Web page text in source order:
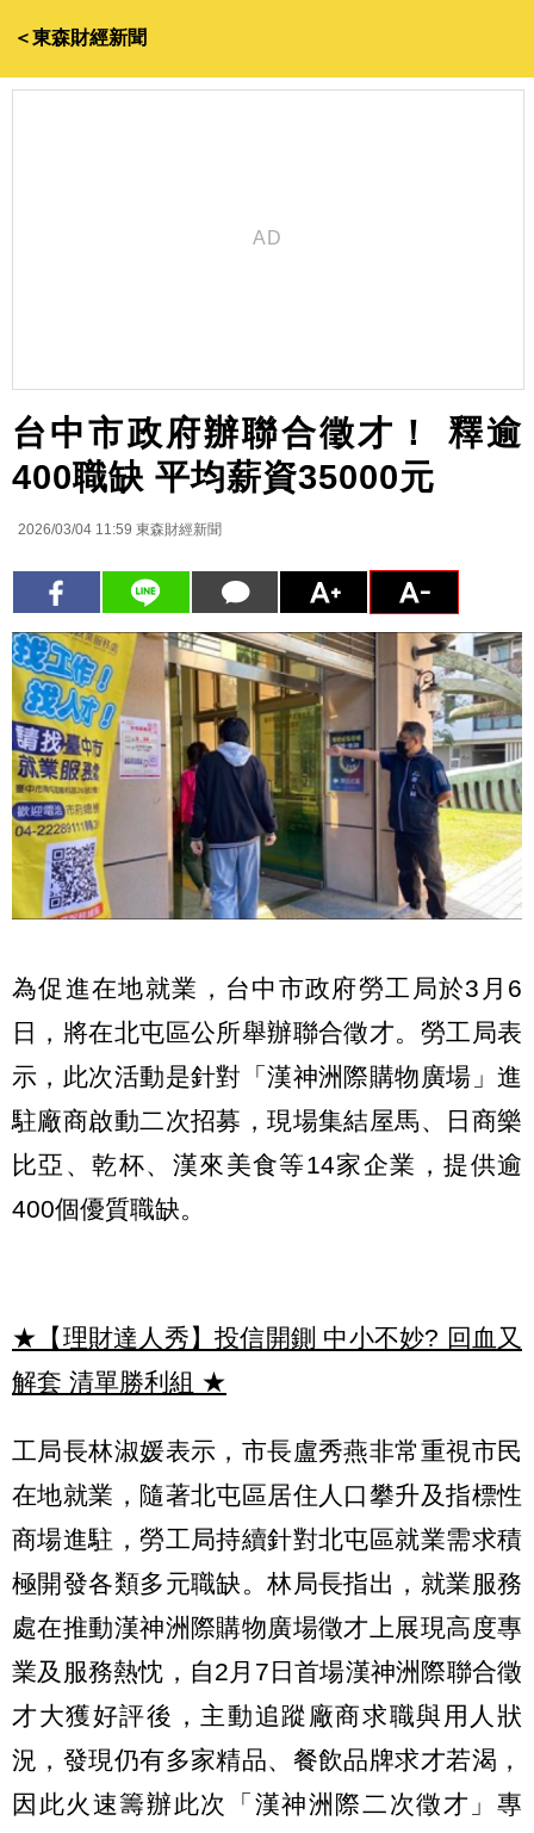
＜東森財經新聞
台中市政府辦聯合徵才！ 釋逾
400職缺 平均薪資35000元
2026/03/04 11:59 東森財經新聞
為促進在地就業，台中市政府勞工局於3月6
日，將在北屯區公所舉辦聯合徵才。勞工局表
示，此次活動是針對「漢神洲際購物廣場」進
駐廠商啟動二次招募，現場集結屋馬、日商樂
比亞、乾杯、漢來美食等14家企業，提供逾
400個優質職缺。
★【理財達人秀】投信開鍘 中小不妙? 回血又
解套 清單勝利組 ★
工局長林淑媛表示，市長盧秀燕非常重視市民
在地就業，隨著北屯區居住人口攀升及指標性
商場進駐，勞工局持續針對北屯區就業需求積
極開發各類多元職缺。林局長指出，就業服務
處在推動漢神洲際購物廣場徵才上展現高度專
業及服務熱忱，自2月7日首場漢神洲際聯合徵
才大獲好評後，主動追蹤廠商求職與用人狀
況，發現仍有多家精品、餐飲品牌求才若渴，
因此火速籌辦此次「漢神洲際二次徵才」專